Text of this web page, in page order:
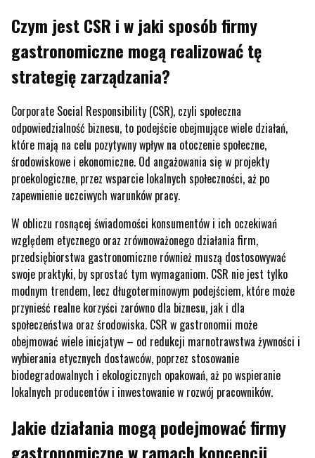
Czym jest CSR i w jaki sposób firmy
gastronomiczne mogą realizować tę
strategię zarządzania?
Corporate Social Responsibility (CSR), czyli społeczna
odpowiedzialność biznesu, to podejście obejmujące wiele działań,
które mają na celu pozytywny wpływ na otoczenie społeczne,
środowiskowe i ekonomiczne. Od angażowania się w projekty
proekologiczne, przez wsparcie lokalnych społeczności, aż po
zapewnienie uczciwych warunków pracy.
W obliczu rosnącej świadomości konsumentów i ich oczekiwań
względem etycznego oraz zrównoważonego działania firm,
przedsiębiorstwa gastronomiczne również muszą dostosowywać
swoje praktyki, by sprostać tym wymaganiom. CSR nie jest tylko
modnym trendem, lecz długoterminowym podejściem, które może
przynieść realne korzyści zarówno dla biznesu, jak i dla
społeczeństwa oraz środowiska. CSR w gastronomii może
obejmować wiele inicjatyw – od redukcji marnotrawstwa żywności i
wybierania etycznych dostawców, poprzez stosowanie
biodegradowalnych i ekologicznych opakowań, aż po wspieranie
lokalnych producentów i inwestowanie w rozwój pracowników.
Jakie działania mogą podejmować firmy
gastronomiczne w ramach koncepcji